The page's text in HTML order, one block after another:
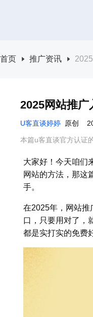
首页 推广资讯
2025网站推广
U客直谈婷婷 原创
本篇u客直谈官方认证
大家好！今天咱们
网站的方法，那这
手。
在2025年，网站推
口，只要用对了，
都是实打实的免费